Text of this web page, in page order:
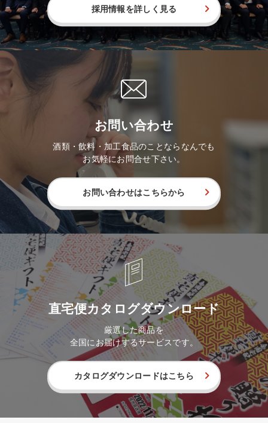
採用情報を詳しく見る
お問い合わせ
酒類・飲料・加工食品のことならなんでも
お気軽にお問合せ下さい。
お問い合わせはこちらから
直宅便カタログダウンロード
厳選した商品を
全国にお届けするサービスです。
カタログダウンロードはこちら